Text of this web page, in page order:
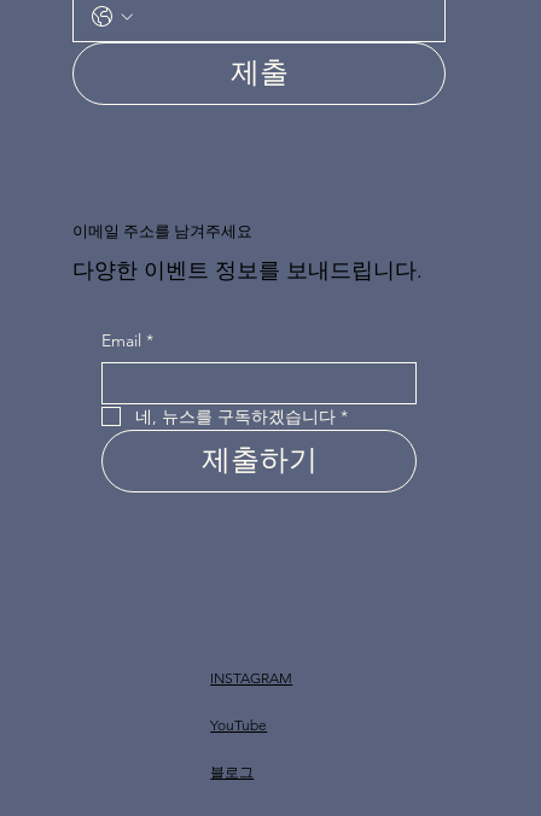
이메일 주소를 남겨주세요
다양한 이벤트 정보를 보내드립니다.
Email *
네, 뉴스를 구독하겠습니다 *
제출하기
제출
INSTAGRAM
YouTube
​블로그